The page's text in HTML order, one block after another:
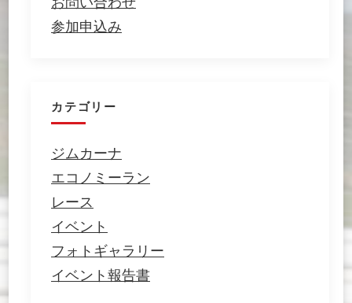
参加申込み
カテゴリー
ジムカーナ
エコノミーラン
レース
イベント
フォトギャラリー
イベント報告書